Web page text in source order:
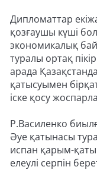
Дипломаттар
қозғаушы күші
экономикалық
туралы ортақ
арада
қатысуымен
іске қосу
Р.Василенко
Әуе қатынасы
испан қарым-
елеулі серпін